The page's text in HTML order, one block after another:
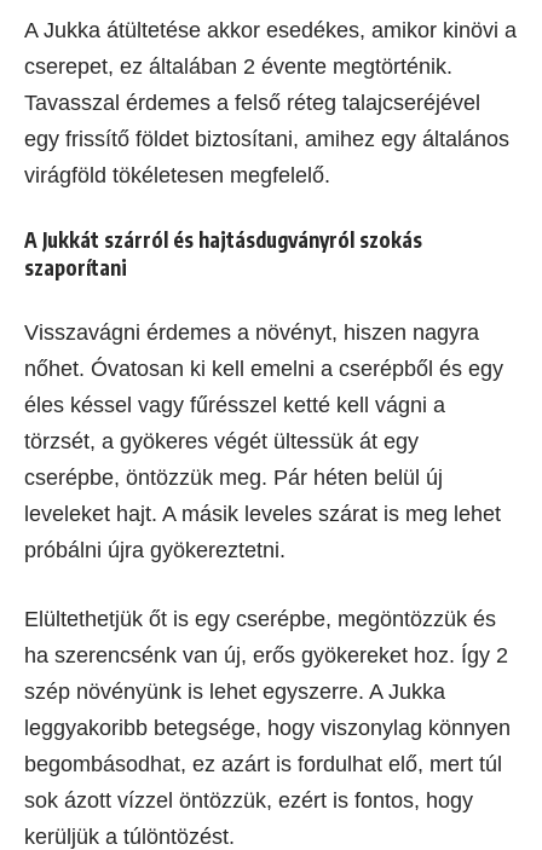
A Jukka átültetése akkor esedékes, amikor kinövi a
cserepet, ez általában 2 évente megtörténik.
Tavasszal érdemes a felső réteg talajcseréjével
egy frissítő földet biztosítani, amihez egy általános
virágföld tökéletesen megfelelő.
A Jukkát szárról és hajtásdugványról szokás
szaporítani
Visszavágni érdemes a növényt, hiszen nagyra
nőhet. Óvatosan ki kell emelni a cserépből és egy
éles késsel vagy fűrésszel ketté kell vágni a
törzsét, a gyökeres végét ültessük át egy
cserépbe, öntözzük meg. Pár héten belül új
leveleket hajt. A másik leveles szárat is meg lehet
próbálni újra gyökereztetni.
Elültethetjük őt is egy cserépbe, megöntözzük és
ha szerencsénk van új, erős gyökereket hoz. Így 2
szép növényünk is lehet egyszerre. A Jukka
leggyakoribb betegsége, hogy viszonylag könnyen
begombásodhat, ez azárt is fordulhat elő, mert túl
sok ázott vízzel öntözzük, ezért is fontos, hogy
kerüljük a túlöntözést.